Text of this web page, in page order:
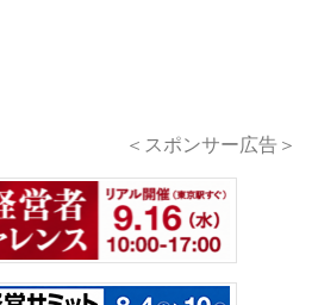
＜スポンサー広告＞